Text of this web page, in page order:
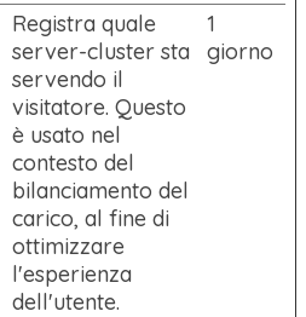
Registra quale
server-cluster sta
servendo il
visitatore. Questo
è usato nel
contesto del
bilanciamento del
carico, al fine di
ottimizzare
l'esperienza
dell'utente.
1
giorno